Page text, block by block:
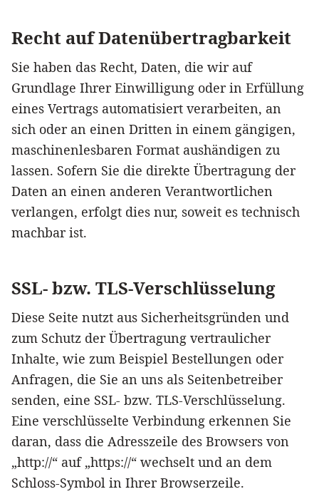
Recht auf Datenübertragbarkeit
Sie haben das Recht, Daten, die wir auf
Grundlage Ihrer Einwilligung oder in Erfüllung
eines Vertrags automatisiert verarbeiten, an
sich oder an einen Dritten in einem gängigen,
maschinenlesbaren Format aushändigen zu
lassen. Sofern Sie die direkte Übertragung der
Daten an einen anderen Verantwortlichen
verlangen, erfolgt dies nur, soweit es technisch
machbar ist.
SSL- bzw. TLS-Verschlüsselung
Diese Seite nutzt aus Sicherheitsgründen und
zum Schutz der Übertragung vertraulicher
Inhalte, wie zum Beispiel Bestellungen oder
Anfragen, die Sie an uns als Seitenbetreiber
senden, eine SSL- bzw. TLS-Verschlüsselung.
Eine verschlüsselte Verbindung erkennen Sie
daran, dass die Adresszeile des Browsers von
„http://“ auf „https://“ wechselt und an dem
Schloss-Symbol in Ihrer Browserzeile.